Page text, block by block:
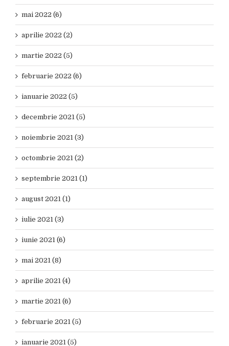
mai 2022 (6)
aprilie 2022 (2)
martie 2022 (5)
februarie 2022 (6)
ianuarie 2022 (5)
decembrie 2021 (5)
noiembrie 2021 (3)
octombrie 2021 (2)
septembrie 2021 (1)
august 2021 (1)
iulie 2021 (3)
iunie 2021 (6)
mai 2021 (8)
aprilie 2021 (4)
martie 2021 (6)
februarie 2021 (5)
ianuarie 2021 (5)